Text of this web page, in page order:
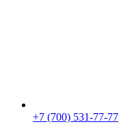
+7 (700) 531-77-77